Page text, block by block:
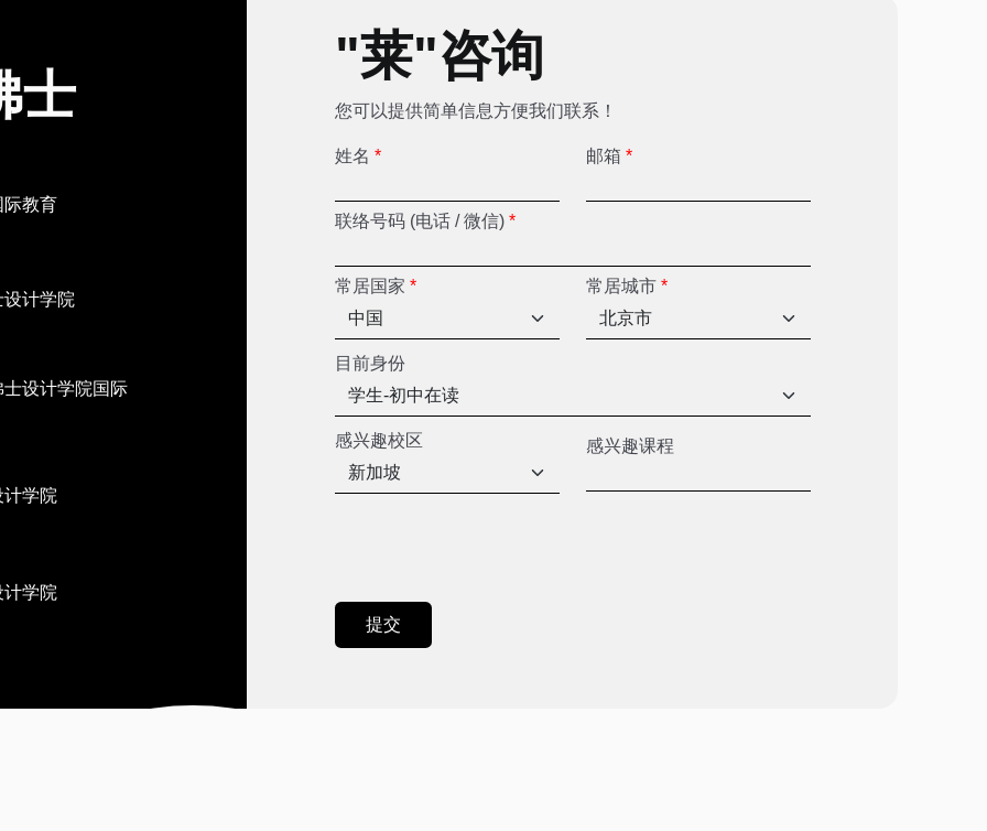
士
际教育
计学院
设计学院国际
学院
学院
"莱"咨询
您可以提供简单信息方便我们联系！
姓名 * 邮箱 *
联络号码 (电话 / 微信) *
常居国家 * 常居城市 *
目前身份
感兴趣校区 感兴趣课程